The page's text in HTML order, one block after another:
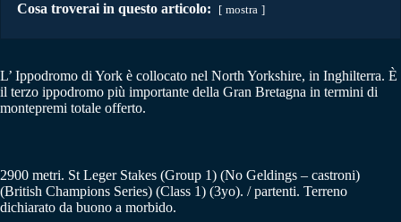
Cosa troverai in questo articolo: mostra
L’ Ippodromo di York è collocato nel North Yorkshire, in Inghilterra. È
il terzo ippodromo più importante della Gran Bretagna in termini di
montepremi totale offerto.
2900 metri. St Leger Stakes (Group 1) (No Geldings – castroni)
(British Champions Series) (Class 1) (3yo). / partenti. Terreno
dichiarato da buono a morbido.